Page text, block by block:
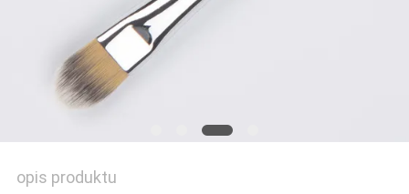
opis produktu